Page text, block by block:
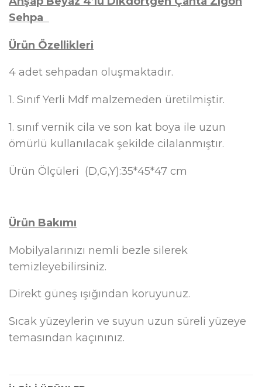
Sehpa
Ürün Özellikleri
4 adet sehpadan oluşmaktadır.
1. Sınıf Yerli Mdf malzemeden üretilmiştir.
1. sınıf vernik cila ve son kat boya ile uzun
ömürlü kullanılacak şekilde cilalanmıştır.
Ürün Ölçüleri (D,G,Y):35*45*47 cm
Ürün Bakımı
Mobilyalarınızı nemli bezle silerek
temizleyebilirsiniz.
Direkt güneş ışığından koruyunuz.
Sıcak yüzeylerin ve suyun uzun süreli yüzeye
temasından kaçınınız.